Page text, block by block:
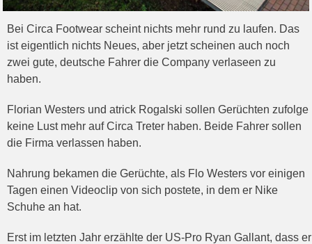
Bei Circa Footwear scheint nichts mehr rund zu laufen. Das
ist eigentlich nichts Neues, aber jetzt scheinen auch noch
zwei gute, deutsche Fahrer die Company verlaseen zu
haben.
Florian Westers und atrick Rogalski sollen Gerüchten zufolge
keine Lust mehr auf Circa Treter haben. Beide Fahrer sollen
die Firma verlassen haben.
Nahrung bekamen die Gerüchte, als Flo Westers vor einigen
Tagen einen Videoclip von sich postete, in dem er Nike
Schuhe an hat.
Erst im letzten Jahr erzählte der US-Pro Ryan Gallant, dass er